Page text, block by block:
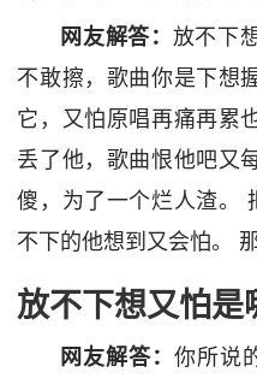
网友解答： 放不下
不敢擦，歌曲你是下想
它，又怕原唱再痛再累
丢了他，歌曲恨他吧又
傻，为了一个烂人渣。
不下的他想到又会怕。
放不下想又怕是
网友解答：你所说